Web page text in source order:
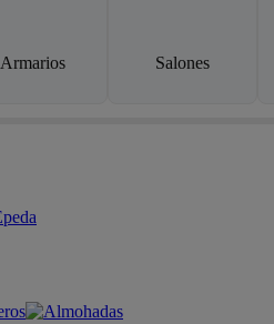
Armarios Salones